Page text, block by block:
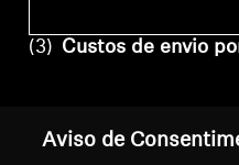
(3) Custos de envio
De acordo com o
Aviso de